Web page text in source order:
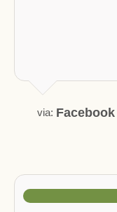
via: Facebook